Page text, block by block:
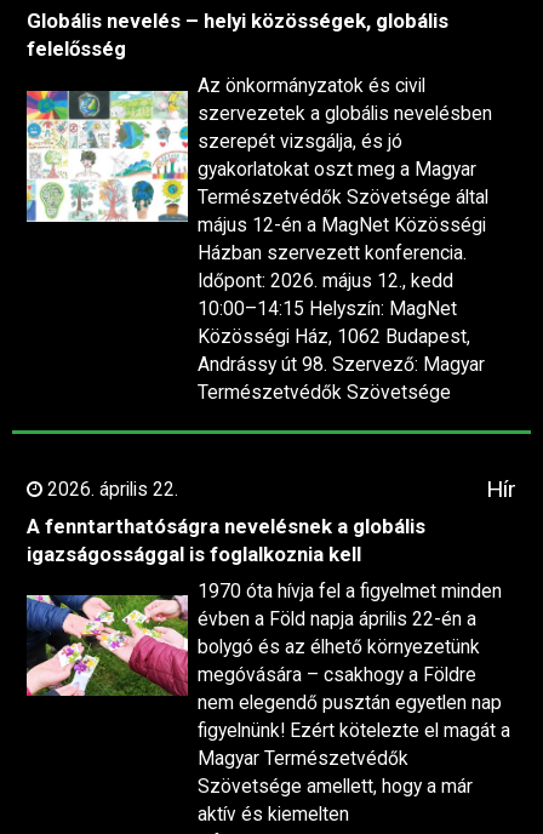
Globális nevelés – helyi közösségek, globális
felelősség
Az önkormányzatok és civil
szervezetek a globális nevelésben
szerepét vizsgálja, és jó
gyakorlatokat oszt meg a Magyar
Természetvédők Szövetsége által
május 12-én a MagNet Közösségi
Házban szervezett konferencia.
Időpont: 2026. május 12., kedd
10:00–14:15 Helyszín: MagNet
Közösségi Ház, 1062 Budapest,
Andrássy út 98. Szervező: Magyar
Természetvédők Szövetsége
2026. április 22. Hír
A fenntarthatóságra nevelésnek a globális
igazságossággal is foglalkoznia kell
1970 óta hívja fel a figyelmet minden
évben a Föld napja április 22-én a
bolygó és az élhető környezetünk
megóvására – csakhogy a Földre
nem elegendő pusztán egyetlen nap
figyelnünk! Ezért kötelezte el magát a
Magyar Természetvédők
Szövetsége amellett, hogy a már
aktív és kiemelten